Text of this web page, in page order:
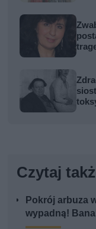
Czytaj
Pokrój arbuza
wypadną!